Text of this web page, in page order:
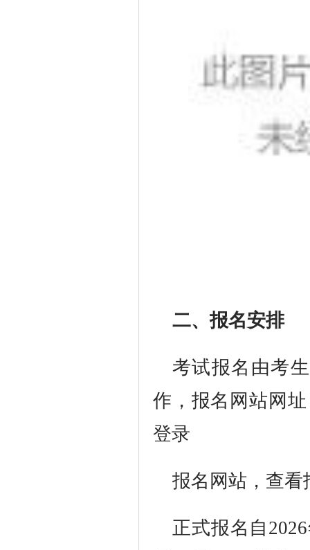
二、报名安排
考试报名由考
作，报名网站网址
登录
报名网站，查看
正式报名自